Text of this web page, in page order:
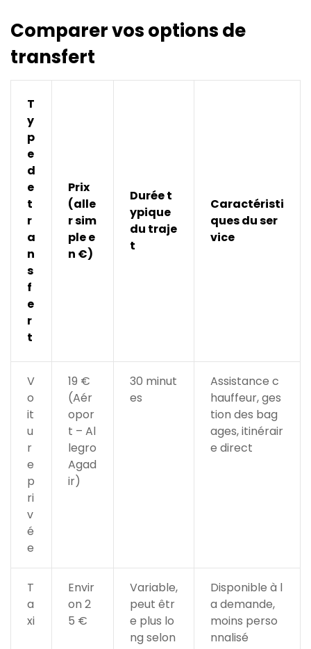
Comparer vos options de
transfert
T
y
p
e
d
e
t
r
a
n
s
f
e
r
t
Prix
(alle
r sim
ple e
n €)
Durée t
ypique
du traje
t
Caractéristi
ques du ser
vice
V
o
it
u
r
e
p
ri
v
é
e
19 €
(Aér
opor
t – Al
legro
Agad
ir)
30 minut
es
Assistance c
hauffeur, ges
tion des bag
ages, itinérair
e direct
T
a
xi
Envir
on 2
5 €
Variable,
peut êtr
e plus lo
ng selon
Disponible à l
a demande,
moins perso
nnalisé